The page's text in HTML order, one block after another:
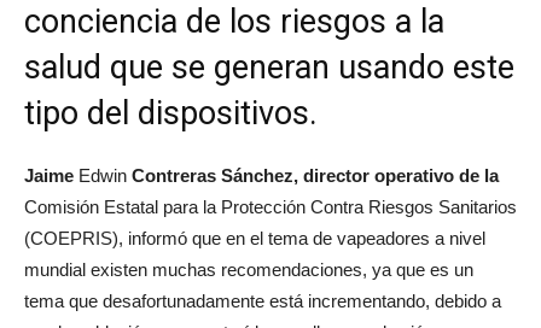
conciencia de los riesgos a la
salud que se generan usando este
tipo del dispositivos.
Jaime Edwin Contreras Sánchez, director operativo de la
Comisión Estatal para la Protección Contra Riesgos Sanitarios
(COEPRIS), informó que en el tema de vapeadores a nivel
mundial existen muchas recomendaciones, ya que es un
tema que desafortunadamente está incrementando, debido a